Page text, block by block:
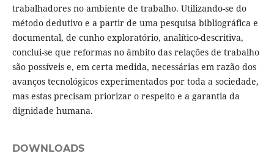
trabalhadores no ambiente de trabalho. Utilizando-se do
método dedutivo e a partir de uma pesquisa bibliográfica e
documental, de cunho exploratório, analítico-descritiva,
conclui-se que reformas no âmbito das relações de trabalho
são possíveis e, em certa medida, necessárias em razão dos
avanços tecnológicos experimentados por toda a sociedade,
mas estas precisam priorizar o respeito e a garantia da
dignidade humana.
DOWNLOADS